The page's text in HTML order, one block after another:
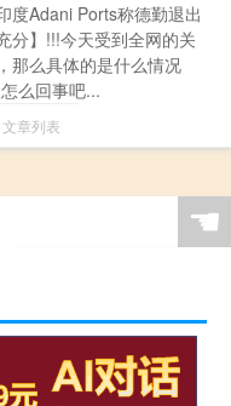
度Adani Ports称德勤退出
分】!!!今天受到全网的关
那么具体的是什么情况
么回事吧...
文章列表
☚